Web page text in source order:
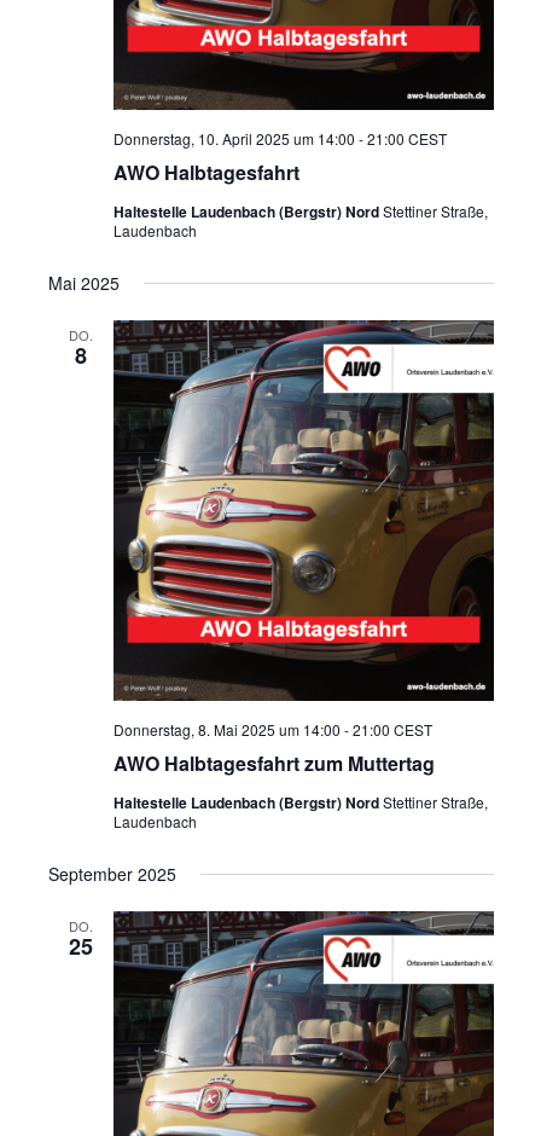
AWO Halbtagesfahrt
Donnerstag, 10. April 2025 um 14:00 -21:00 CEST
Haltestelle Laudenbach (Bergstr) NordStettiner Straße,
Laudenbach
Mai 2025
DO.
8
AWO Halbtagesfahrt zum Muttertag
Donnerstag, 8. Mai 2025 um 14:00 -21:00 CEST
Haltestelle Laudenbach (Bergstr) NordStettiner Straße,
Laudenbach
September 2025
DO.
25